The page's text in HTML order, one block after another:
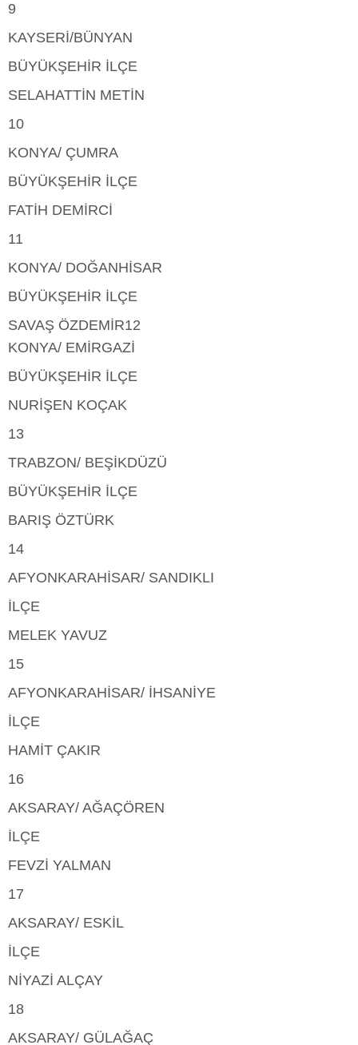
9
KAYSERİ/BÜNYAN
BÜYÜKŞEHİR İLÇE
SELAHATTİN METİN
10
KONYA/ ÇUMRA
BÜYÜKŞEHİR İLÇE
FATİH DEMİRCİ
11
KONYA/ DOĞANHİSAR
BÜYÜKŞEHİR İLÇE
SAVAŞ ÖZDEMİR12
KONYA/ EMİRGAZİ
BÜYÜKŞEHİR İLÇE
NURİŞEN KOÇAK
13
TRABZON/ BEŞİKDÜZÜ
BÜYÜKŞEHİR İLÇE
BARIŞ ÖZTÜRK
14
AFYONKARAHİSAR/ SANDIKLI
İLÇE
MELEK YAVUZ
15
AFYONKARAHİSAR/ İHSANİYE
İLÇE
HAMİT ÇAKIR
16
AKSARAY/ AĞAÇÖREN
İLÇE
FEVZİ YALMAN
17
AKSARAY/ ESKİL
İLÇE
NİYAZİ ALÇAY
18
AKSARAY/ GÜLAĞAÇ